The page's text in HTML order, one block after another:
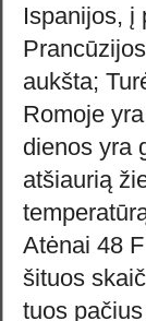
Ispanijos, į
aukšta;
Romoje
dienos yra
atšiaurią
Atėnai 48
šituos
tuos